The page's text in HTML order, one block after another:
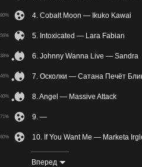
злость
беспокойное
80% 4. Cobalt Moon — Ikuko Kawai
56% 5. Intoxicated — Lara Fabian
38% 6. Johnny Wanna Live — Sandra
46% 7. Осколки — Сатана Печёт
40% 8. Angel — Massive Attack
71% 9. —
80% 10. If You Want Me — Marketa
11. Ever Fallen In Love — The
Вперед